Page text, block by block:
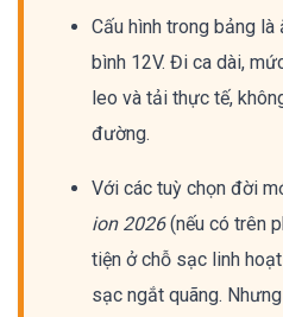
Cấu hình trong bảng
bình 12V. Đi ca dài,
leo và tải thực tế,
đường.
Với các tuỳ chọn đời
ion 2026(nếu có trên
tiện ở chỗ sạc linh
sạc ngắt quãng.